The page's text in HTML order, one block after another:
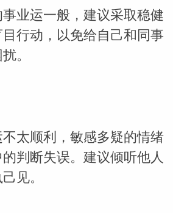
业运一般，建议采取稳健
行动，以免给自己和同事
。
太顺利，敏感多疑的情绪
判断失误。建议倾听他人
见。